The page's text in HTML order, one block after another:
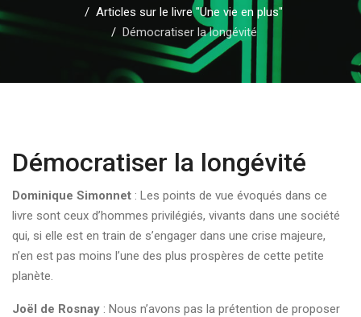
Articles sur le livre "Une vie en plus"
Démocratiser la longévité
Démocratiser la longévité
Dominique Simonnet : Les points de vue évoqués dans ce
livre sont ceux d’hommes privilégiés, vivants dans une société
qui, si elle est en train de s’engager dans une crise majeure,
n’en est pas moins l’une des plus prospères de cette petite
planète.
Joël de Rosnay : Nous n’avons pas la prétention de proposer